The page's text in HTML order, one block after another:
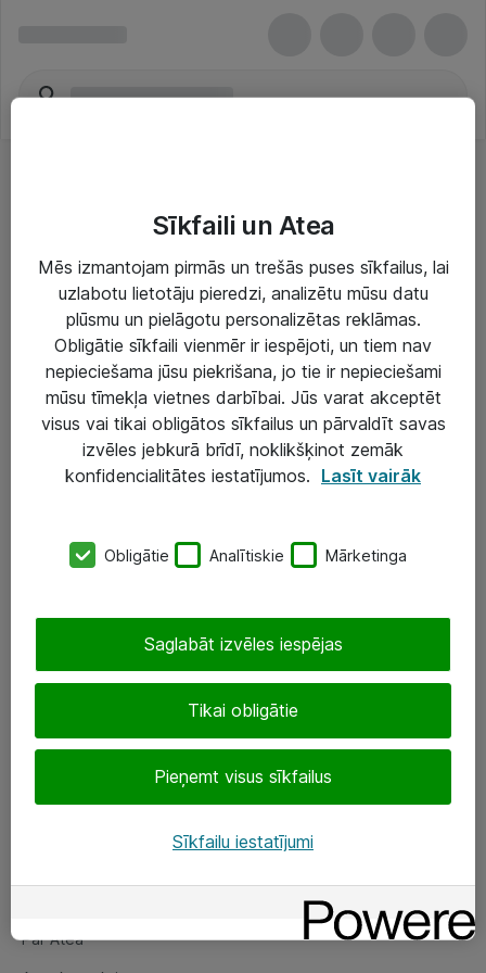
Risinājumi & Pakalpojumi
IT serviss un atbalsts
IT infrastruktūra
Darba vietu IT risinājumi
Serveri un datu centri
SIA „ATEA”
eShop@atea.lv
Sekojiet mums
Par Atea
Par Atea
Sīkfaili un Atea
Mēs izmantojam pirmās un trešās puses sīkfailus, lai
uzlabotu lietotāju pieredzi, analizētu mūsu datu
plūsmu un pielāgotu personalizētas reklāmas.
Obligātie sīkfaili vienmēr ir iespējoti, un tiem nav
nepieciešama jūsu piekrišana, jo tie ir nepieciešami
mūsu tīmekļa vietnes darbībai. Jūs varat akceptēt
visus vai tikai obligātos sīkfailus un pārvaldīt savas
izvēles jebkurā brīdī, noklikšķinot zemāk
konfidencialitātes iestatījumos. Lasīt vairāk
Obligātie Analītiskie Mārketinga
Tikai obligātie
Pieņemt visus sīkfailus
Saglabāt izvēles iespējas
Sīkfailu iestatījumi